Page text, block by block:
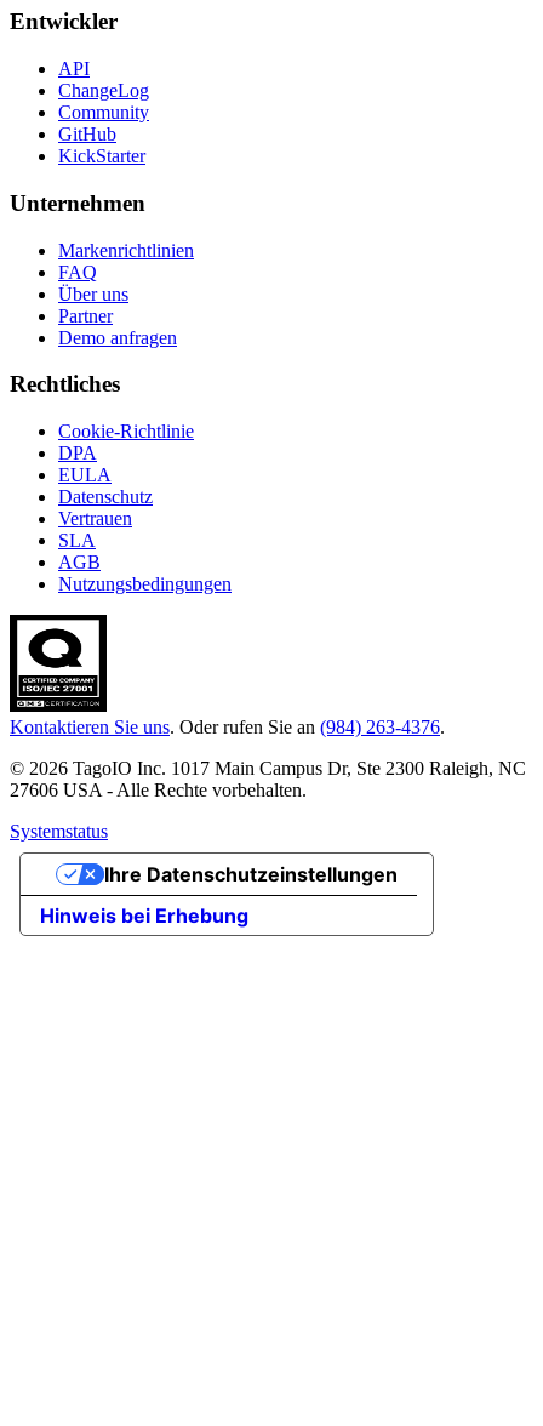
Entwickler
API
ChangeLog
Community
GitHub
KickStarter
Unternehmen
Markenrichtlinien
FAQ
Über uns
Partner
Demo anfragen
Rechtliches
Cookie-Richtlinie
DPA
EULA
Datenschutz
Vertrauen
SLA
AGB
Nutzungsbedingungen
Kontaktieren Sie uns. Oder rufen Sie an (984) 263-4376.
© 2026 TagoIO Inc. 1017 Main Campus Dr, Ste 2300 Raleigh, NC
27606 USA - Alle Rechte vorbehalten.
Systemstatus
Hinweis bei Erhebung
Ihre Datenschutzeinstellungen